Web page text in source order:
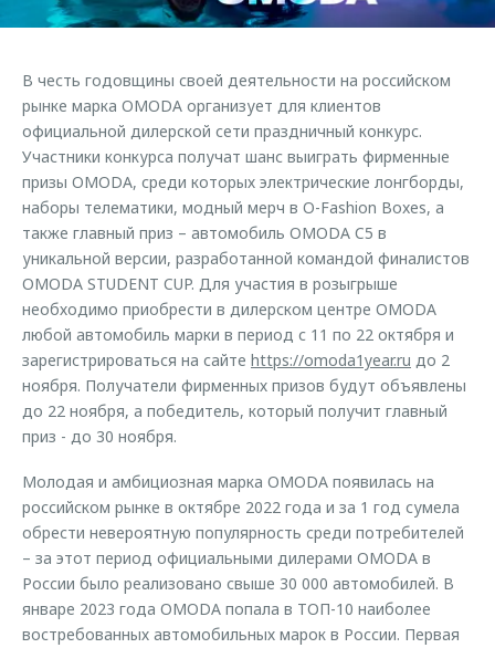
Страхование
Аксессуары
Одежда и сувениры
Оригинальные аксессуары
Запчасти
Трейд-ин
Калькулятор трейд-ин
Руководства по эксплуатации
O&J Автоклуб
Клуб владельцев OMODA
Приложение O&J
Аксессуары
Одежда и сувениры
Оригинальные аксессуары
Запчасти
Обратная связь
В честь годовщины своей деятельности на российском
рынке марка OMODA организует для клиентов
официальной дилерской сети праздничный конкурс.
Участники конкурса получат шанс выиграть фирменные
призы OMODA, среди которых электрические лонгборды,
наборы телематики, модный мерч в O-Fashion Boxes, а
также главный приз – автомобиль OMODA C5 в
уникальной версии, разработанной командой финалистов
OMODA STUDENT CUP. Для участия в розыгрыше
необходимо приобрести в дилерском центре OMODA
любой автомобиль марки в период с 11 по 22 октября и
зарегистрироваться на сайте https://omoda1year.ru до 2
ноября. Получатели фирменных призов будут объявлены
до 22 ноября, а победитель, который получит главный
приз - до 30 ноября.
Молодая и амбициозная марка OMODA появилась на
российском рынке в октябре 2022 года и за 1 год сумела
обрести невероятную популярность среди потребителей
– за этот период официальными дилерами OMODA в
России было реализовано свыше 30 000 автомобилей. В
январе 2023 года OMODA попала в ТОП-10 наиболее
востребованных автомобильных марок в России. Первая